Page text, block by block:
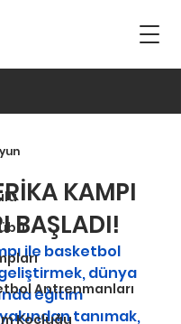
Antrenmanları
Koçluğu
KAMPI
BAŞLADI!
ile basketbol
dünya
eğitim
tanımak,